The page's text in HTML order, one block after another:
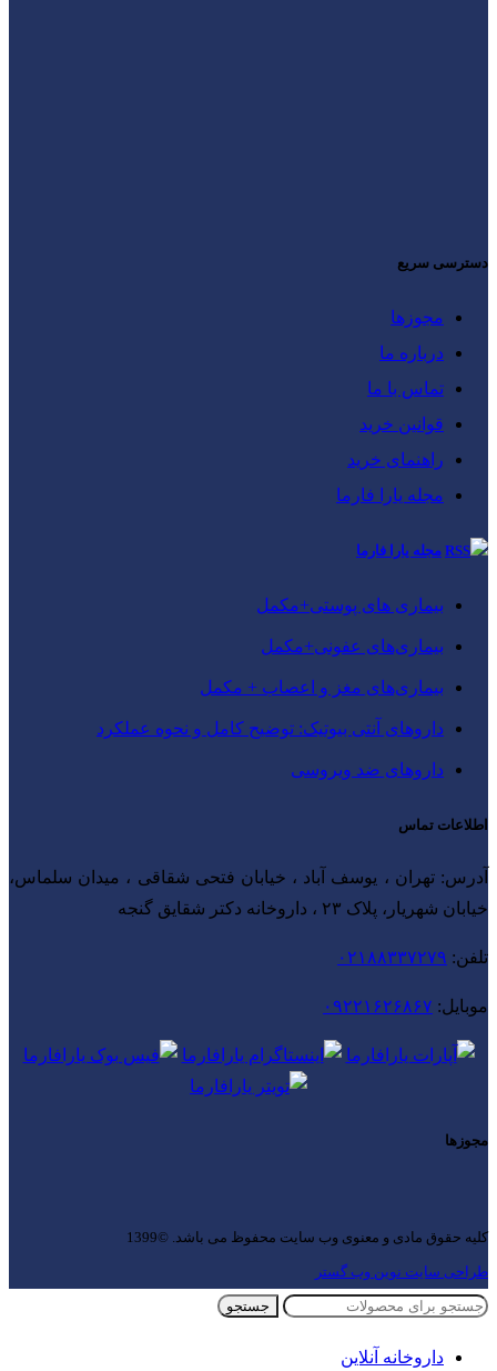
دسترسی سریع
مجوزها
درباره ما
تماس با ما
قوانین خرید
راهنمای خرید
مجله یارا فارما
مجله یارا فارما
بیماری‌ های پوستی+مکمل
بیماری‌های عفونی+مکمل
بیماری‌های مغز و اعصاب + مکمل
داروهای آنتی‌ بیوتیک: توضیح کامل و نحوه عملکرد
داروهای ضد ویروسی
اطلاعات تماس
آدرس: تهران ، یوسف آباد ، خیابان فتحی شقاقی ، میدان سلماس،
خیابان شهریار، پلاک ۲۳ ، داروخانه دکتر شقایق گنجه
تلفن: ۰۲۱۸۸۳۳۷۲۷۹
موبایل: ۰۹۲۲۱۶۲۶۸۶۷
مجوزها
کلیه حقوق مادی و معنوی وب سایت محفوظ می باشد. ©1399
طراحی سایت نوین وب گستر
جستجو
داروخانه آنلاین